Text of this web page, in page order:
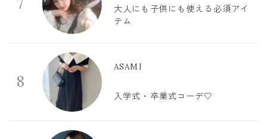
7
大人にも子供にも使える必須アイ
テム
8
ASAMI
入学式・卒業式コーデ🤍